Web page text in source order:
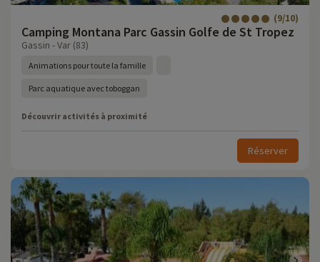
Camping Montana Parc Gassin Golfe de St Tropez
(9/10)
Gassin - Var (83)
Animations pour toute la famille
Parc aquatique avec toboggan
Découvrir activités à proximité
Réserver